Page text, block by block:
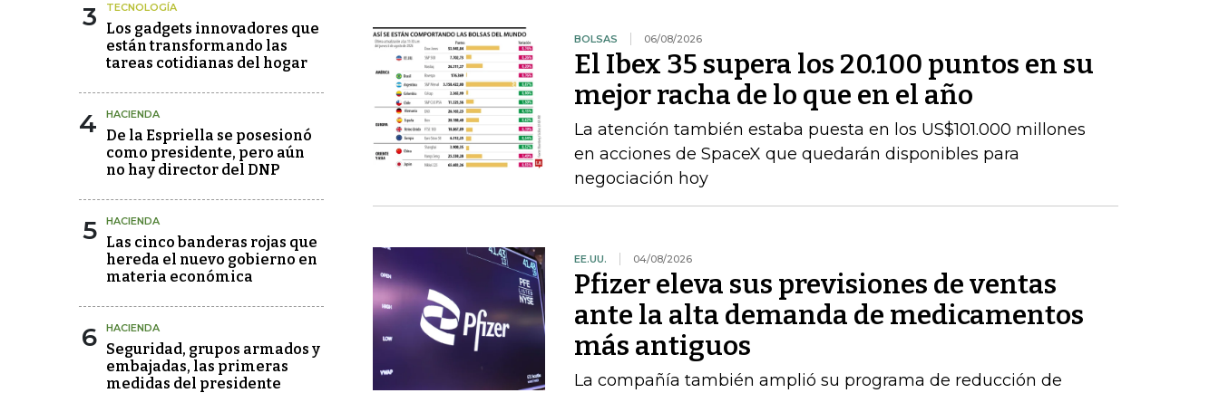
3 TECNOLOGÍA
Los gadgets innovadores que
están transformando las
tareas cotidianas del hogar
4 HACIENDA
De la Espriella se posesionó
como presidente, pero aún
no hay director del DNP
5 HACIENDA
Las cinco banderas rojas que
hereda el nuevo gobierno en
materia económica
6 HACIENDA
Seguridad, grupos armados y
embajadas, las primeras
medidas del presidente
BOLSAS 06/08/2026
El Ibex 35 supera los 20.100 puntos en su
mejor racha de lo que en el año
La atención también estaba puesta en los US$101.000 millones
en acciones de SpaceX que quedarán disponibles para
negociación hoy
EE.UU. 04/08/2026
Pfizer eleva sus previsiones de ventas
ante la alta demanda de medicamentos
más antiguos
La compañía también amplió su programa de reducción de